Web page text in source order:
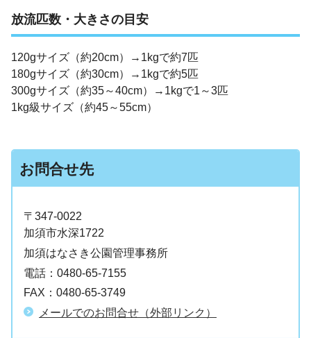
放流匹数・大きさの目安
120gサイズ（約20cm）→1kgで約7匹
180gサイズ（約30cm）→1kgで約5匹
300gサイズ（約35～40cm）→1kgで1～3匹
1kg級サイズ（約45～55cm）
お問合せ先
〒347-0022
加須市水深1722
加須はなさき公園管理事務所
電話： 0480-65-7155
FAX： 0480-65-3749
メールでのお問合せ（外部リンク）